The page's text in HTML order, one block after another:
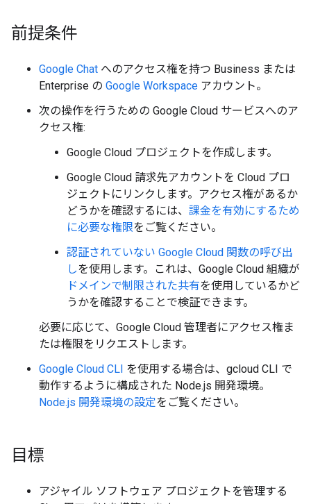
前提条件
Google Chat へのアクセス権を持つ Business または
Enterprise の Google Workspace アカウント。
次の操作を行うための Google Cloud サービスへのア
クセス権:
Google Cloud プロジェクトを作成します。
Google Cloud 請求先アカウントを Cloud プロ
ジェクトにリンクします。アクセス権があるか
どうかを確認するには、 課金を有効にするため
に必要な権限をご覧ください。
認証されていない Google Cloud 関数の呼び出
しを使用します。これは、Google Cloud 組織が
ドメインで制限された共有を使用しているかど
うかを確認することで検証できます。
必要に応じて、Google Cloud 管理者にアクセス権ま
たは権限をリクエストします。
Google Cloud CLI を使用する場合は、gcloud CLI で
動作するように構成された Node.js 開発環境。
Node.js 開発環境の設定をご覧ください。
目標
アジャイル ソフトウェア プロジェクトを管理する